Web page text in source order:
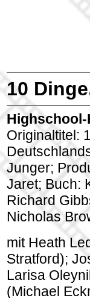
10
Highschool-
Originaltitel:
Junger;
Jaret; Buch:
Richard
Nicholas
mit Heath
Stratford);
Larisa
(Michael